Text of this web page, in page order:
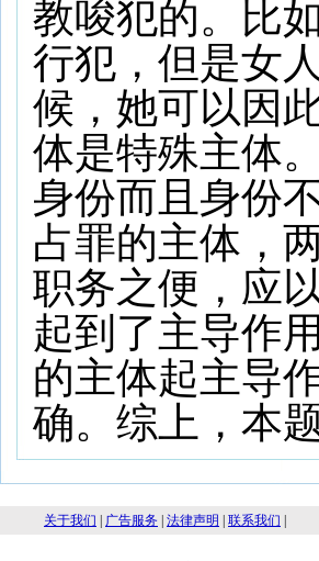
教唆犯的。比
行犯，但是女
候，她可以因
体是特殊主体
身份而且身份
占罪的主体，
职务之便，应
起到了主导作
的主体起主导
确。综上，本
关于我们 广告服务 法律声明 联系我们